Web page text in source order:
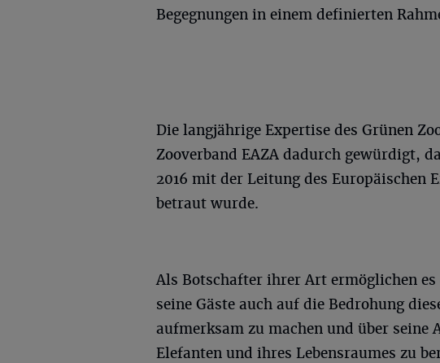
Begegnungen in einem definierten
Die langjährige Expertise des Grünen
Zooverband EAZA dadurch gewürdigt,
2016 mit der Leitung des Europäischen
betraut wurde.
Als Botschafter ihrer Art ermöglichen es
seine Gäste auch auf die Bedrohung
aufmerksam zu machen und über seine
Elefanten und ihres Lebensraumes zu